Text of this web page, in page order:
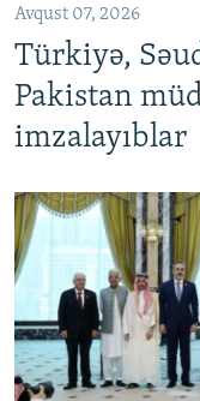
Avqust 07, 2026
Türkiyə,
Pakistan
imzalayıblar